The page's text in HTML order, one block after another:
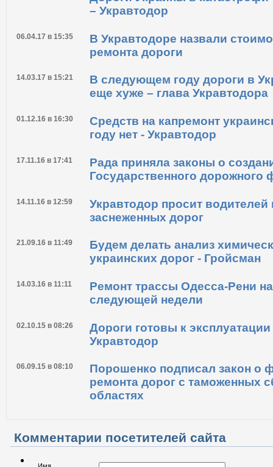
Новости по теме
14.04.16 в 17:05
Дороги Украины в
– Укравтодор
06.04.17 в 15:35
В Укравтодоре назвали
ремонта дороги
14.03.17 в 15:21
В следующем году дороги в
еще хуже – глава Укравтодора
01.12.16 в 16:30
Средств на капремонт
году нет - Укравтодор
17.11.16 в 17:41
Рада приняла законы о
Государственного дорожного
14.11.16 в 12:59
Укравтодор просит
заснеженных дорог
21.09.16 в 11:49
Будем делать анализ
украинских дорог - Гройсман
14.03.16 в 11:11
Ремонт трассы Одесса-Рени
следующей недели
02.10.15 в 08:26
Дороги готовы к
Укравтодор
областях